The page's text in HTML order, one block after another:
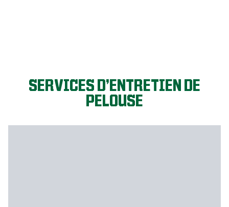
SERVICES D’ENTRETIEN DE
PELOUSE